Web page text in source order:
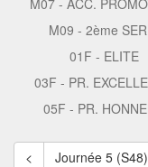
M07 - ACC.
M09 - 2ème
01F - ELITE
03F - PR.
05F - PR.
< Journée 5 (S48)